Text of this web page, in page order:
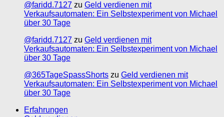
@faridd.7127 zu Geld verdienen mit
Verkaufsautomaten: Ein Selbstexperiment von Michael
über 30 Tage
@faridd.7127 zu Geld verdienen mit
Verkaufsautomaten: Ein Selbstexperiment von Michael
über 30 Tage
@365TageSpassShorts zu Geld verdienen mit
Verkaufsautomaten: Ein Selbstexperiment von Michael
über 30 Tage
Erfahrungen